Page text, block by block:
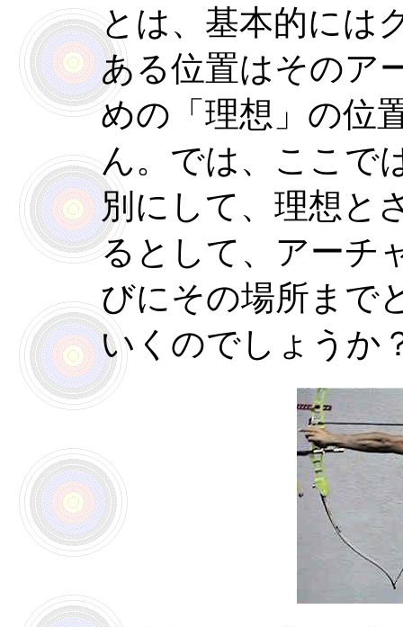
とは、基本的には
ある位置はそのア
めの「理想」の位
ん。では、ここで
別にして、理想と
るとして、アーチ
びにその場所まで
いくのでしょうか